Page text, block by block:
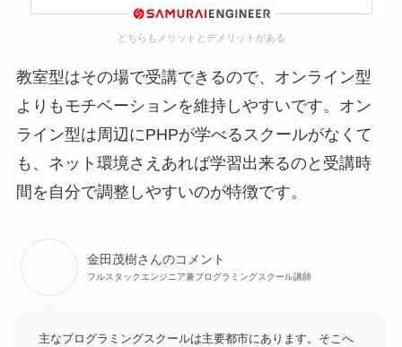
どちらもメリットとデメリットがある
教室型はその場で受講できるので、オンライン型
よりもモチベーションを維持しやすいです。オン
ライン型は周辺にPHPが学べるスクールがなくて
も、ネット環境さえあれば学習出来るのと受講時
間を自分で調整しやすいのが特徴です。
金田茂樹さんのコメント
フルスタックエンジニア兼プログラミングスクール講師
主なプログラミングスクールは主要都市にあります。そこへ